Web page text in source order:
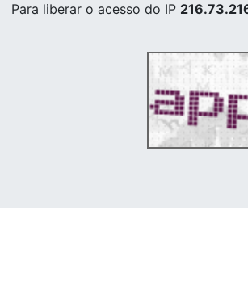
Para liberar o acesso do IP